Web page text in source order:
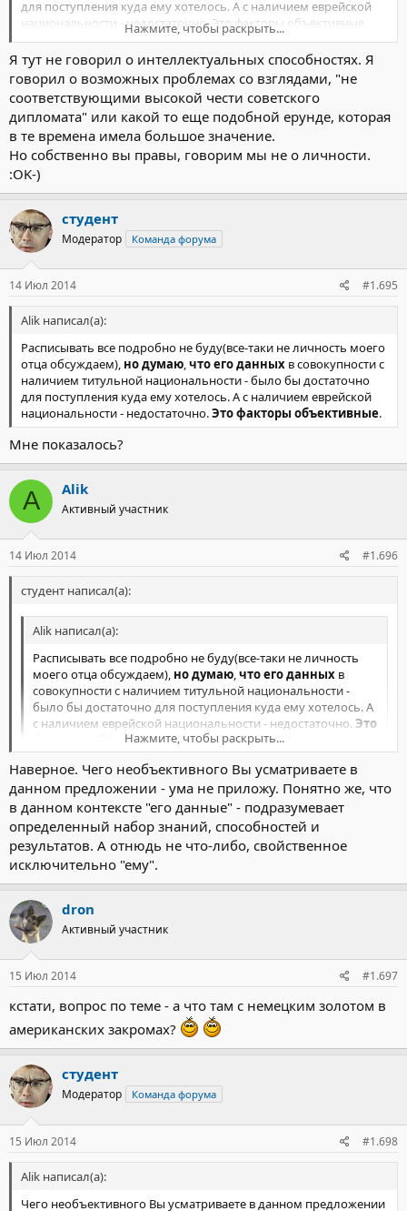
для поступления куда ему хотелось. А с наличием еврейской
национальности - недостаточно. Это факторы объективные.
Возможно(и даже вероятно), что СВЕРХординарные личные
данные, либо СВЕРХординарные связи/деньги - позволили бы
ему поступить куда он хотел и при наличии еврейской
национальности. Но этого - не сложилось. Это факторы
субъективные.
Нажмите, чтобы раскрыть...
Я тут не говорил о интеллектуальных способностях. Я
говорил о возможных проблемах со взглядами, "не
соответствующими высокой чести советского
дипломата" или какой то еще подобной ерунде, которая
в те времена имела большое значение.
Но собственно вы правы, говорим мы не о личности.
:OK-)
студент
Модератор Команда форума
14 Июл 2014 #1.695
Alik написал(а):
Расписывать все подробно не буду(все-таки не личность моего
отца обсуждаем), но думаю,что его данных в совокупности с
наличием титульной национальности - было бы достаточно
для поступления куда ему хотелось. А с наличием еврейской
национальности - недостаточно.Это факторы объективные.
Мне показалось?
A Alik
Активный участник
14 Июл 2014 #1.696
студент написал(а):
Alik написал(а):
Расписывать все подробно не буду(все-таки не личность
моего отца обсуждаем), но думаю что его данных в
совокупности с наличием титульной национальности -
было бы достаточно для поступления куда ему хотелось. А
с наличием еврейской национальности - недостаточно. Это
факторы объективные.
Нажмите, чтобы раскрыть...
Мне показалось?
Нажмите, чтобы раскрыть...
Наверное. Чего необъективного Вы усматриваете в
данном предложении - ума не приложу. Понятно же, что
в данном контексте "его данные" - подразумевает
определенный набор знаний, способностей и
результатов. А отнюдь не что-либо, свойственное
исключительно "ему".
dron
Активный участник
15 Июл 2014 #1.697
кстати, вопрос по теме - а что там с немецким золотом в
американских закромах?
студент
Модератор Команда форума
15 Июл 2014 #1.698
Alik написал(а):
Чего необъективного Вы усматриваете в данном предложении